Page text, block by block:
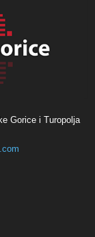
Gorice i Turopolja